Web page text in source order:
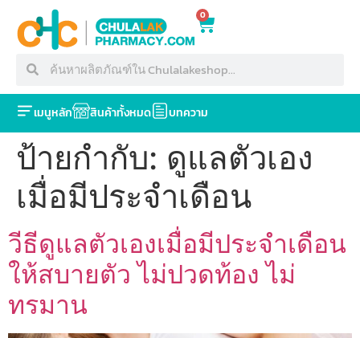
0
เมนูหลัก สินค้าทั้งหมด บทความ
ป้ายกำกับ: ดูแลตัวเอง
เมื่อมีประจำเดือน
วีธีดูแลตัวเองเมื่อมีประจำเดือน
ให้สบายตัว ไม่ปวดท้อง ไม่
ทรมาน